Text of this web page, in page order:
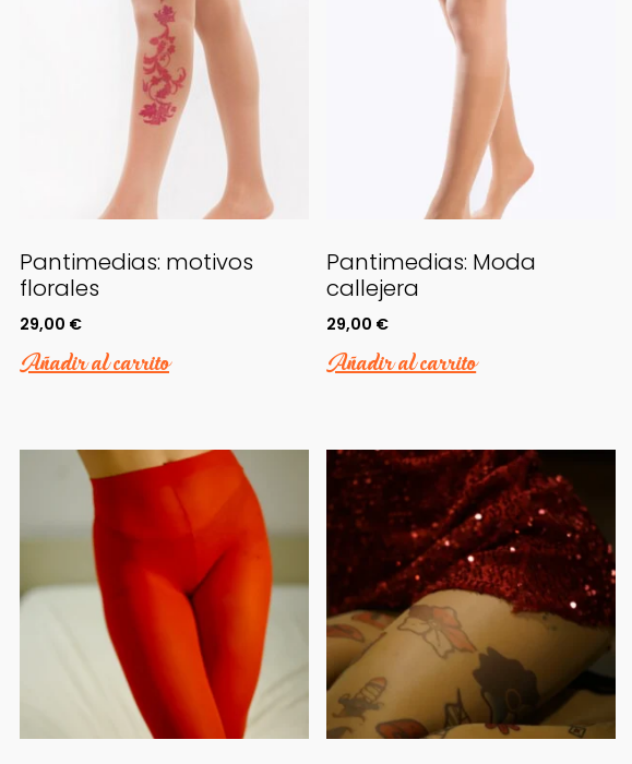
Pantimedias: motivos
florales
29,00 €
Añadir al carrito
Pantimedias: Moda
callejera
29,00 €
Añadir al carrito